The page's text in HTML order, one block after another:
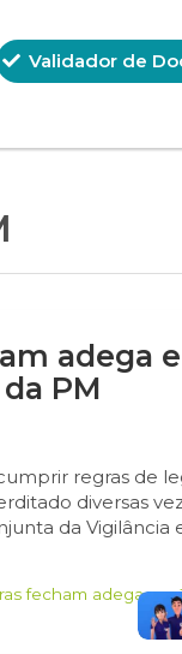
Validador de
adega
PM
regras de
diversas
da Vigilância
fecham adega em